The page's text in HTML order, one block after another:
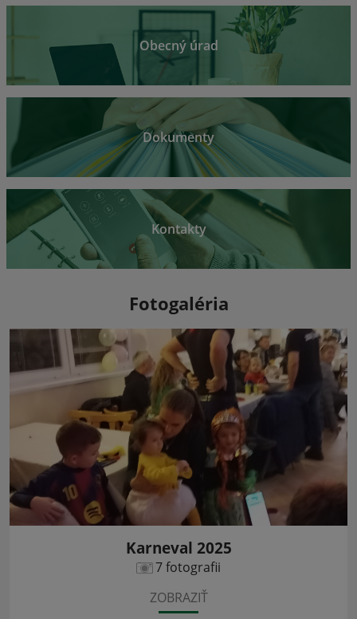
Obecný úrad
Dokumenty
Kontakty
Fotogaléria
Karneval 2025
7 fotografii
ZOBRAZIŤ